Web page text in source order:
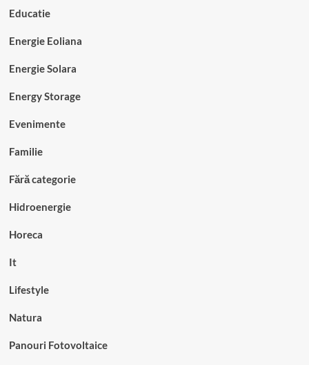
Educatie
Energie Eoliana
Energie Solara
Energy Storage
Evenimente
Familie
Fără categorie
Hidroenergie
Horeca
It
Lifestyle
Natura
Panouri Fotovoltaice